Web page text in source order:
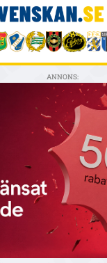
ANNONS: